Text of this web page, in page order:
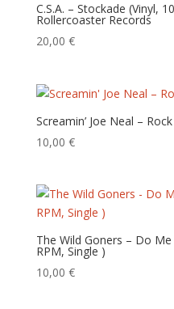
C.S.A. – Stockade (Vinyl,
Rollercoaster Records
20,00 €
Screamin’ Joe Neal –
10,00 €
The Wild Goners – Do
RPM, Single )
10,00 €